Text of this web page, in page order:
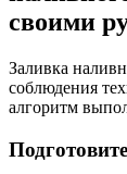
своими
Заливка
соблюдения
алгоритм